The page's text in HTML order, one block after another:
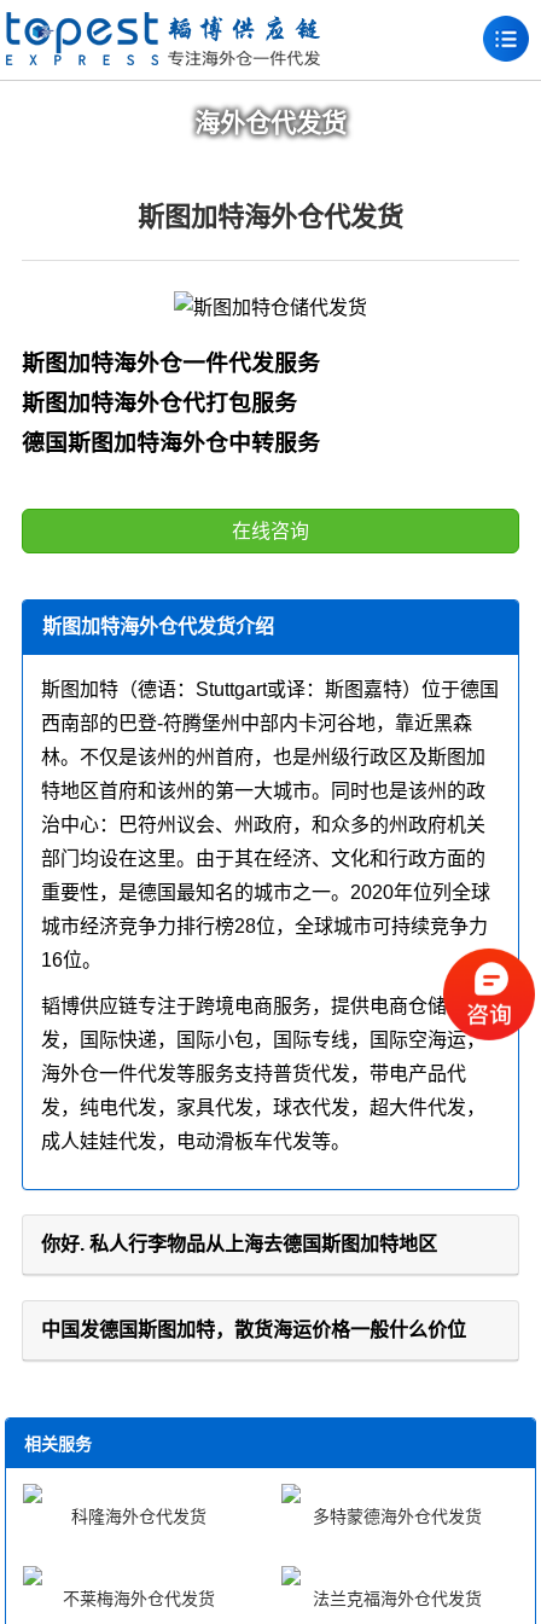
海外仓代发货
斯图加特海外仓代发货
斯图加特海外仓一件代发服务
斯图加特海外仓代打包服务
德国斯图加特海外仓中转服务
在线咨询
斯图加特海外仓代发货介绍
斯图加特（德语：Stuttgart或译：斯图嘉特）位于德国
西南部的巴登-符腾堡州中部内卡河谷地，靠近黑森
林。不仅是该州的州首府，也是州级行政区及斯图加
特地区首府和该州的第一大城市。同时也是该州的政
治中心：巴符州议会、州政府，和众多的州政府机关
部门均设在这里。由于其在经济、文化和行政方面的
重要性，是德国最知名的城市之一。2020年位列全球
城市经济竞争力排行榜28位，全球城市可持续竞争力
16位。
韬博供应链专注于跨境电商服务，提供电商仓储代
发，国际快递，国际小包，国际专线，国际空海运，
海外仓一件代发等服务支持普货代发，带电产品代
发，纯电代发，家具代发，球衣代发，超大件代发，
成人娃娃代发，电动滑板车代发等。
你好. 私人行李物品从上海去德国斯图加特地区
中国发德国斯图加特，散货海运价格一般什么价位
相关服务
科隆海外仓代发货 多特蒙德海外仓代发货
不莱梅海外仓代发货 法兰克福海外仓代发货